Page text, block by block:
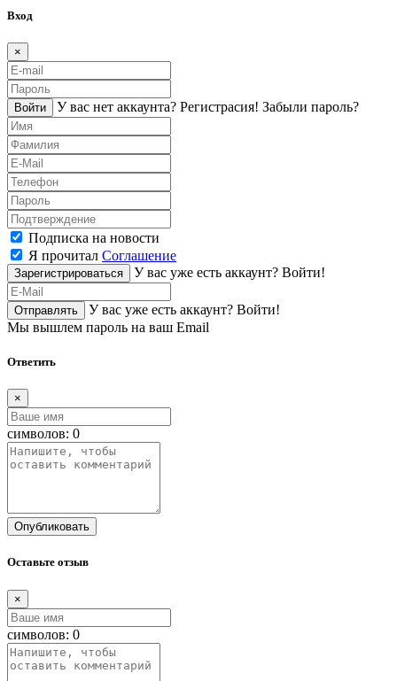
Вход
×
Войти У вас нет аккаунта? Регистраcия! Забыли пароль?
Подписка на новости
Я прочитал Соглашение
Зарегистрироваться У вас уже есть аккаунт? Войти!
Отправлять У вас уже есть аккаунт? Войти!
Мы вышлем пароль на ваш Email
Ответить
×
символов: 0
Опубликовать
Оставьте отзыв
×
символов: 0